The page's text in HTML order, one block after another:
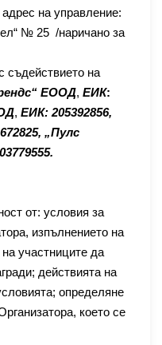
на управление:
“ № 25 /наричано за
съдействието на
ЕООД, ЕИК:
, ЕИК: 205392856,
„Пулс
от: условия за
изпълнението на
участниците да
действията на
определяне
което се